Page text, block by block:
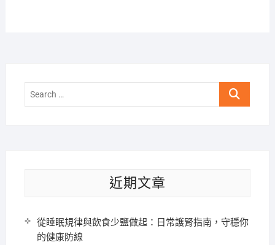
Search
近期文章
從睡眠規律與飲食少鹽做起：日常護腎指南，守穩你
的健康防線